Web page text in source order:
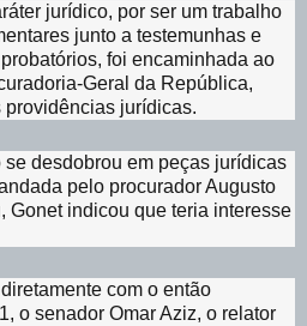
jurídico, por ser um trabalho
junto a testemunhas e
foi encaminhada ao
Geral da República,
providências jurídicas.
se desdobrou em peças jurídicas
pelo procurador Augusto
Gonet indicou que teria interesse
com o então
o senador Omar Aziz, o relator